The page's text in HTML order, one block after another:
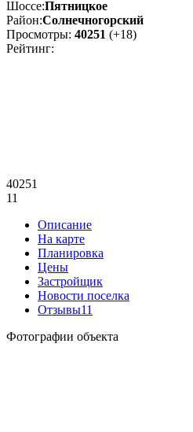
Шоссе:Пятницкое
Район:Солнечногорский
Просмотры: 40251 (+18)
Рейтинг:
40251
11
Описание
На карте
Планировка
Цены
Застройщик
Новости поселка
Отзывы11
Фотографии объекта